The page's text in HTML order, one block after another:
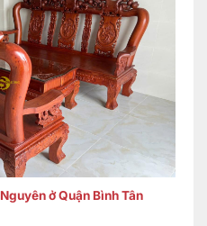
ở Quận Bình Tân